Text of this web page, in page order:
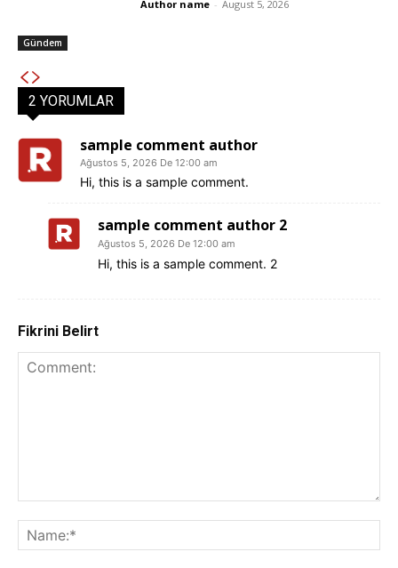
Gündem
Author name - August 5, 2026
2 YORUMLAR
sample comment author
Ağustos 5, 2026 De 12:00 am
Hi, this is a sample comment.
sample comment author 2
Ağustos 5, 2026 De 12:00 am
Hi, this is a sample comment. 2
Fikrini Belirt